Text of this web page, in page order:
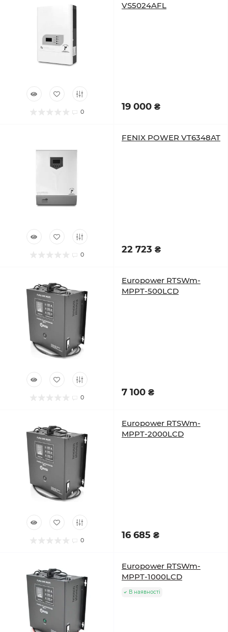
0
VS5024AFL
19 000 ₴
0
FENIX POWER VT6348AT
22 723 ₴
0
Europower RTSWm-
MPPT-500LCD
7 100 ₴
0
Europower RTSWm-
MPPT-2000LCD
16 685 ₴
Europower RTSWm-
MPPT-1000LCD
В наявності